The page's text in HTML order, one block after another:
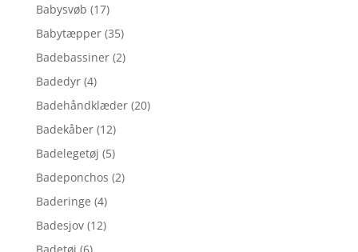
Babysvøb (17)
Babytæpper (35)
Badebassiner (2)
Badedyr (4)
Badehåndklæder (20)
Badekåber (12)
Badelegetøj (5)
Badeponchos (2)
Baderinge (4)
Badesjov (12)